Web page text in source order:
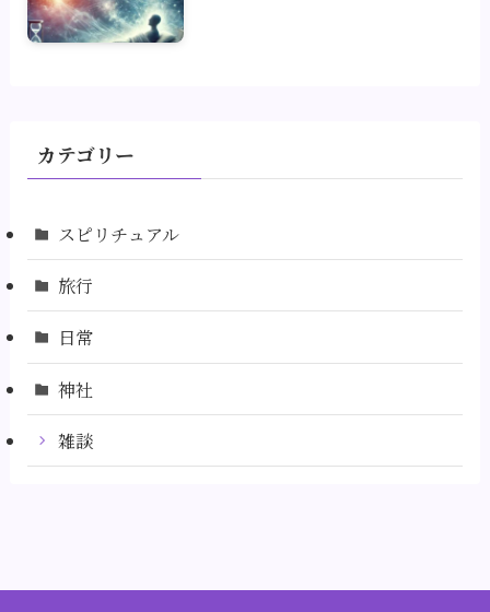
カテゴリー
スピリチュアル
旅行
日常
神社
雑談